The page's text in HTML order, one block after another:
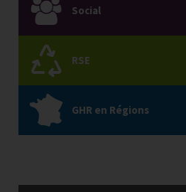
Social
RSE
GHR en Régions